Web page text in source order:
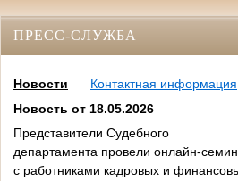
ПРЕСС-СЛУЖБА
Новости
Контактная информация
Новость от 18.05.2026
Представители Судебного
департамента провели онлайн-
с работниками кадровых и